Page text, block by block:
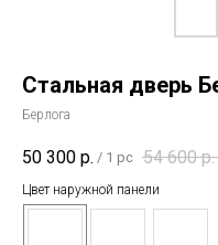
Стальная дверь
Берлога
50 300 р. / 1 pc 54 600 р.
Цвет наружной панели